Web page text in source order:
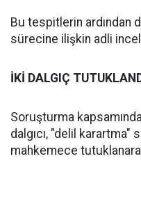
Bu tespitlerin ardından
sürecine ilişkin adli
İKİ DALGIÇ
Soruşturma
dalgıcı, "delil karartma"
mahkemece